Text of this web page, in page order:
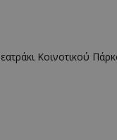
Κοινοτικού